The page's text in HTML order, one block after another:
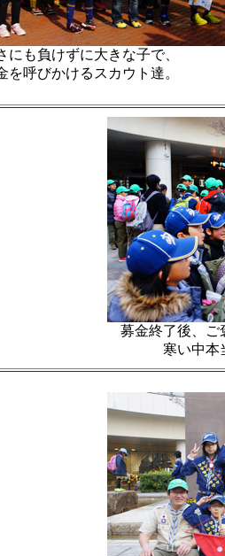
にも負けずに大きな子で、
を呼びかけるスカウト達。
募金終了後、ご
寒い中本